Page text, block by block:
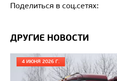
Вместимость кузова, м3
Колесная формула
Поделиться в соц.сетях:
ДРУГИЕ НОВОСТИ
4 ИЮНЯ 2026 Г.